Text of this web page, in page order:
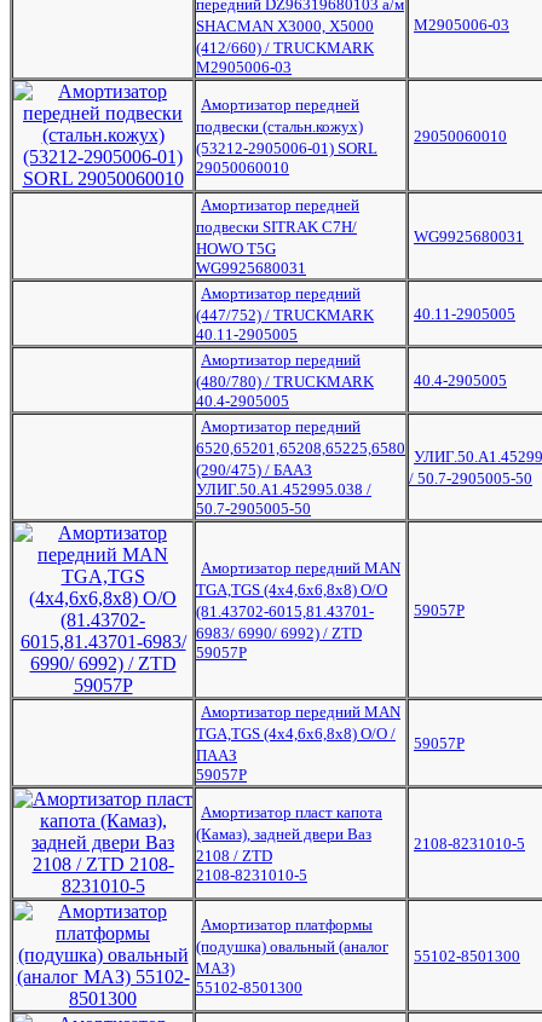
передний DZ96319680103 а/м
SHACMAN X3000, Х5000
(412/660) / TRUCKMARK
M2905006-03
M2905006-03
Амортизатор передней
подвески (стальн.кожух)
(53212-2905006-01) SORL
29050060010
29050060010
Амортизатор передней
подвески SITRAK C7H/
HOWO T5G
WG9925680031
WG9925680031
Амортизатор передний
(447/752) / TRUCKMARK
40.11-2905005
40.11-2905005
Амортизатор передний
(480/780) / TRUCKMARK
40.4-2905005
40.4-2905005
Амортизатор передний
6520,65201,65208,65225,6580
(290/475) / БААЗ
УЛИГ.50.А1.452995.038 /
50.7-2905005-50
/ 50.7-2905005-50
Амортизатор передний MAN
TGA,TGS (4x4,6х6,8x8) О/О
(81.43702-6015,81.43701-
6983/ 6990/ 6992) / ZTD
59057Р
59057Р
Амортизатор передний MAN
TGA,TGS (4x4,6х6,8x8) О/О /
ПААЗ
59057Р
59057Р
Амортизатор пласт капота
(Камаз), задней двери Ваз
2108 / ZTD
2108-8231010-5
2108-8231010-5
Амортизатор платформы
(подушка) овальный (аналог
МАЗ)
55102-8501300
55102-8501300